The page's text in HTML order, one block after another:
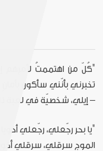
"كُلّ من اهتممتُ لأمرِهم
تخبرني بأنّني سأكون بأمانٍ
– إيلي، شخصيّة في لعبة
"يا بحر رجّعلي، رجّعلي أخويا
الموج سرقلي، سرقلي أخويا